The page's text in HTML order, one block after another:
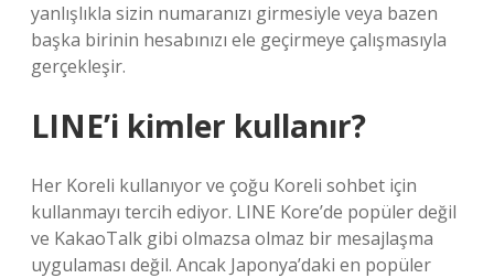
yanlışlıkla sizin numaranızı girmesiyle veya bazen
başka birinin hesabınızı ele geçirmeye çalışmasıyla
gerçekleşir.
LINE’i kimler kullanır?
Her Koreli kullanıyor ve çoğu Koreli sohbet için
kullanmayı tercih ediyor. LINE Kore’de popüler değil
ve KakaoTalk gibi olmazsa olmaz bir mesajlaşma
uygulaması değil. Ancak Japonya’daki en popüler